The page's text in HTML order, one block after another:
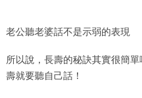
老公聽老婆話不是示弱的表現
所以說，長壽的秘訣其實很簡
壽就要聽自己話！